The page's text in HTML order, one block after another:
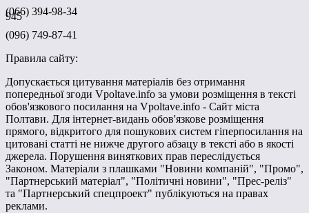
945
(066) 394-98-34
(096) 749-87-41
Правила сайту:
Допускається цитування матеріалів без отримання
попередньої згоди Vpoltave.info за умови розміщення в тексті
обов'язкового посилання на Vpoltave.info - Сайт міста
Полтави. Для інтернет-видань обов'язкове розміщення
прямого, відкритого для пошукових систем гіперпосилання на
цитовані статті не нижче другого абзацу в тексті або в якості
джерела. Порушення виняткових прав переслідується
Законом. Матеріали з плашками "Новини компаній", "Промо",
"Партнерський матеріал", "Політичні новини", "Прес-реліз"
та "Партнерський спецпроект" публікуються на правах
реклами.